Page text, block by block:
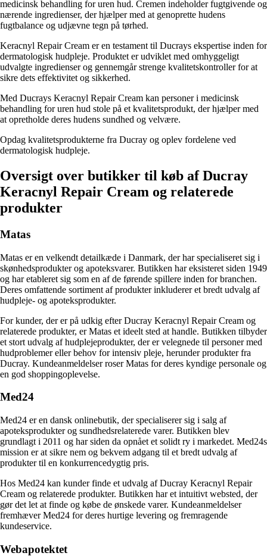
medicinsk behandling for uren hud. Cremen indeholder fugtgivende og
nærende ingredienser, der hjælper med at genoprette hudens
fugtbalance og udjævne tegn på tørhed.
Keracnyl Repair Cream er en testament til Ducrays ekspertise inden for
dermatologisk hudpleje. Produktet er udviklet med omhyggeligt
udvalgte ingredienser og gennemgår strenge kvalitetskontroller for at
sikre dets effektivitet og sikkerhed.
Med Ducrays Keracnyl Repair Cream kan personer i medicinsk
behandling for uren hud stole på et kvalitetsprodukt, der hjælper med
at opretholde deres hudens sundhed og velvære.
Opdag kvalitetsprodukterne fra Ducray og oplev fordelene ved
dermatologisk hudpleje.
Oversigt over butikker til køb af Ducray
Keracnyl Repair Cream og relaterede
produkter
Matas
Matas er en velkendt detailkæde i Danmark, der har specialiseret sig i
skønhedsprodukter og apoteksvarer. Butikken har eksisteret siden 1949
og har etableret sig som en af de førende spillere inden for branchen.
Deres omfattende sortiment af produkter inkluderer et bredt udvalg af
hudpleje- og apoteksprodukter.
For kunder, der er på udkig efter Ducray Keracnyl Repair Cream og
relaterede produkter, er Matas et ideelt sted at handle. Butikken tilbyder
et stort udvalg af hudplejeprodukter, der er velegnede til personer med
hudproblemer eller behov for intensiv pleje, herunder produkter fra
Ducray. Kundeanmeldelser roser Matas for deres kyndige personale og
en god shoppingoplevelse.
Med24
Med24 er en dansk onlinebutik, der specialiserer sig i salg af
apoteksprodukter og sundhedsrelaterede varer. Butikken blev
grundlagt i 2011 og har siden da opnået et solidt ry i markedet. Med24s
mission er at sikre nem og bekvem adgang til et bredt udvalg af
produkter til en konkurrencedygtig pris.
Hos Med24 kan kunder finde et udvalg af Ducray Keracnyl Repair
Cream og relaterede produkter. Butikken har et intuitivt websted, der
gør det let at finde og købe de ønskede varer. Kundeanmeldelser
fremhæver Med24 for deres hurtige levering og fremragende
kundeservice.
Webapotektet